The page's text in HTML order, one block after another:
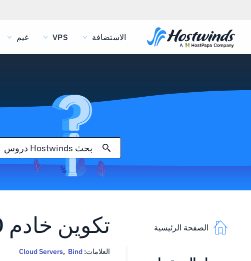
الاستضافة VPS غيم
الصفحة الرئيسية تكوين خادم BIND
العلامات: Cloud Servers, Bind